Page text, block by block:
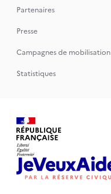
Partenaires
Presse
Campagnes de mobilisation
Statistiques